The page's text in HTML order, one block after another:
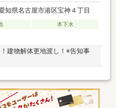
知県名古屋市港区宝神４丁目
本下水
建物解体更地渡し！※告知事